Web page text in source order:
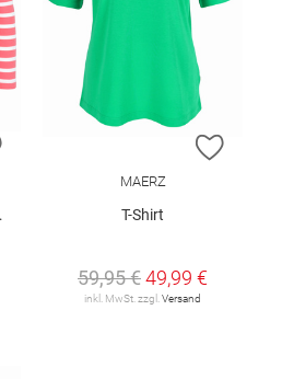
ZUR WUNSCHLISTE HINZUFÜGEN
ZUR
MAERZ
T-Shirt
59,95 €49,99 €
inkl. MwSt. zzgl. Versand